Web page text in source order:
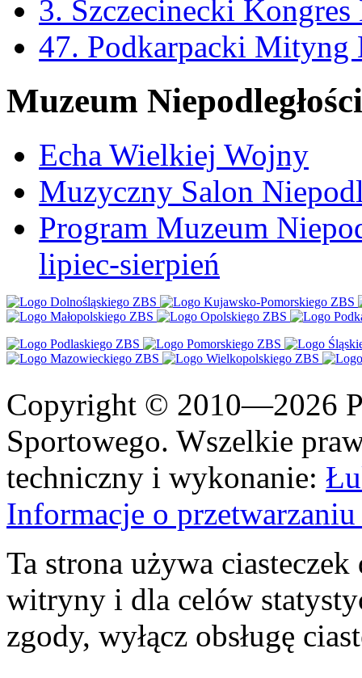
3. Szczecinecki
47. Podkarpacki Mityng
Muzeum Niepodległości
Echa Wielkiej Wojny
Muzyczny Salon
Program Muzeum
lipiec-sierpień
Copyright © 2010—2026
Sportowego. Wszelkie
techniczny i wykonanie:
Informacje o
Ta strona używa
witryny i dla celów
zgody, wyłącz obsługę